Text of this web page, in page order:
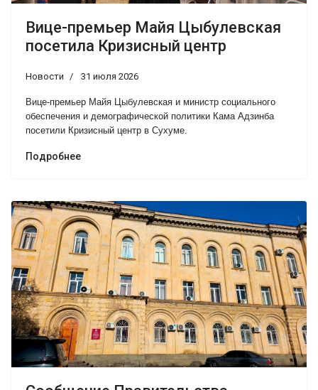
Вице-премьер Майя Цыбулевская
посетила Кризисный центр
Новости 31 июля 2026
Вице-премьер Майя Цыбулевская и министр социального
обеспечения и демографической политики Кама Адзинба
посетили Кризисный центр в Сухуме.
Подробнее